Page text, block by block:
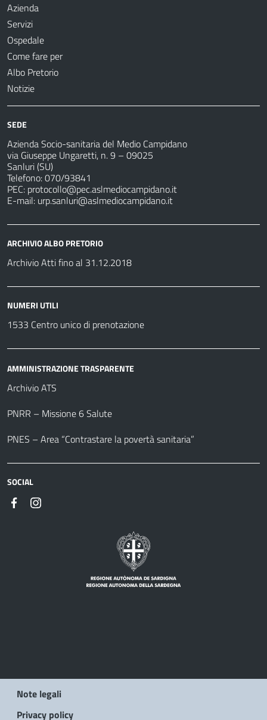
Azienda
Servizi
Ospedale
Come fare per
Albo Pretorio
Notizie
SEDE
Azienda Socio-sanitaria del Medio Campidano
via Giuseppe Ungaretti, n. 9 – 09025
Sanluri (SU)
Telefono: 070/93841
PEC: protocollo@pec.aslmediocampidano.it
E-mail: urp.sanluri@aslmediocampidano.it
ARCHIVIO ALBO PRETORIO
Archivio Atti fino al 31.12.2018
NUMERI UTILI
1533 Centro unico di prenotazione
AMMINISTRAZIONE TRASPARENTE
Archivio ATS
PNRR – Missione 6 Salute
PNES – Area “Contrastare la povertà sanitaria”
SOCIAL
Note legali
Privacy policy